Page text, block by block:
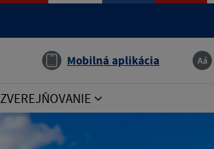
Mobilná aplikácia
ZVEREJŇOVANIE